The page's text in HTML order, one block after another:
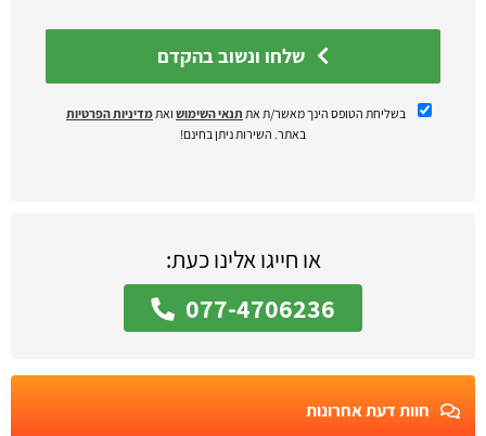
בשליחת הטופס הינך מאשר/ת את תנאי השימוש ואת מדיניות הפרטיות
באתר. השירות ניתן בחינם!
או חייגו אלינו כעת:
077-4706236
חוות דעת אחרונות